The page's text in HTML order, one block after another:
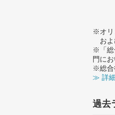
※オリ
およ
※「総
門に
※総合
≫ 詳
過去